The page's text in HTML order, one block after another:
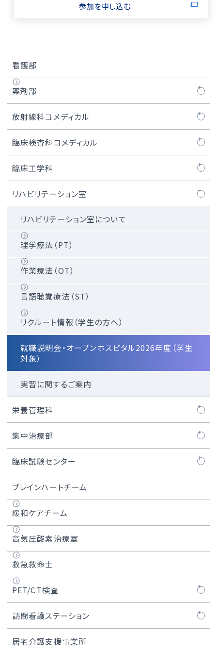
参加を申し込む
看護部
薬剤部
業務紹介
認定・専門薬剤師
学生の方へ
薬剤部について
保険薬局の方へ
放射線科コメディカル
放射線科コメディカルについて
一般撮影
CT検査
MRI検査
血管撮影検査
核医学検査
PET検査
放射線治療室
採用情報（学生の方へ）
臨床検査科コメディカル
臨床検査科コメディカルについて
検体検査部門
病理検査部門
生理検査部門
細菌検査部門
臨床工学科
臨床工学科について
院内ME業務
カテーテル室業務
透析室CE業務
内視鏡室業務
手術室CE業務
高気圧酸素治療業務
インターンシップ（学生の方へ）
徳洲会関東ブロック臨床工学技士合同就職説明
会（2027年度採用）
リハビリテーション室
リハビリテーション室について
理学療法（PT）
作業療法（OT）
言語聴覚療法（ST）
リクルート情報（学生の方へ）
就職説明会・オープンホスピタル2026年度（学生
対象）
実習に関するご案内
栄養管理科
厨房・給食部門
病棟・外来・臨床部門
栄養サポートチーム（NST）について
集中治療部
集中治療部について
医師紹介
臨床試験センター
臨床試験センターについて
患者様へ
依頼者様へ
実施中・募集中の試験
実績紹介
製造販売後調査（PMS）
オプトアウト
ブレインハートチーム
緩和ケアチーム
高気圧酸素治療室
救急救命士
PET/CT検査
PET/CT検査とは
検査の流れ
訪問看護ステーション
千葉西訪問看護ステーションについて
居宅介護支援事業所